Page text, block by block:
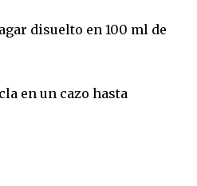
disuelto en 100 ml de
en un cazo hasta